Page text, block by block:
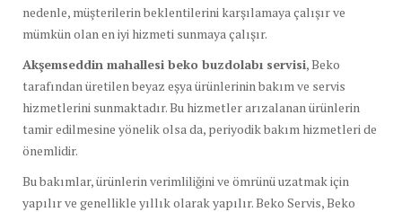
nedenle, müşterilerin beklentilerini karşılamaya çalışır ve
mümkün olan en iyi hizmeti sunmaya çalışır.
Akşemseddin mahallesi beko buzdolabı servisi, Beko
tarafından üretilen beyaz eşya ürünlerinin bakım ve servis
hizmetlerini sunmaktadır. Bu hizmetler arızalanan ürünlerin
tamir edilmesine yönelik olsa da, periyodik bakım hizmetleri de
önemlidir.
Bu bakımlar, ürünlerin verimliliğini ve ömrünü uzatmak için
yapılır ve genellikle yıllık olarak yapılır. Beko Servis, Beko